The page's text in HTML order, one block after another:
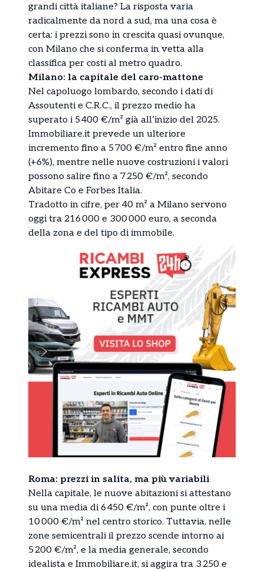
grandi città italiane? La risposta varia
radicalmente da nord a sud, ma una cosa è
certa: i prezzi sono in crescita quasi ovunque,
con Milano che si conferma in vetta alla
classifica per costi al metro quadro.
Milano: la capitale del caro-mattone
Nel capoluogo lombardo, secondo i dati di
Assoutenti e C.R.C., il prezzo medio ha
superato i 5 400 €/m² già all’inizio del 2025.
Immobiliare.it prevede un ulteriore
incremento fino a 5 700 €/m² entro fine anno
(+6%), mentre nelle nuove costruzioni i valori
possono salire fino a 7 250 €/m², secondo
Abitare Co e Forbes Italia.
Tradotto in cifre, per 40 m² a Milano servono
oggi tra 216 000 e 300 000 euro, a seconda
della zona e del tipo di immobile.
Roma: prezzi in salita, ma più variabili
Nella capitale, le nuove abitazioni si attestano
su una media di 6 450 €/m², con punte oltre i
10 000 €/m² nel centro storico. Tuttavia, nelle
zone semicentrali il prezzo scende intorno ai
5 200 €/m², e la media generale, secondo
idealista e Immobiliare.it, si aggira tra 3 250 e